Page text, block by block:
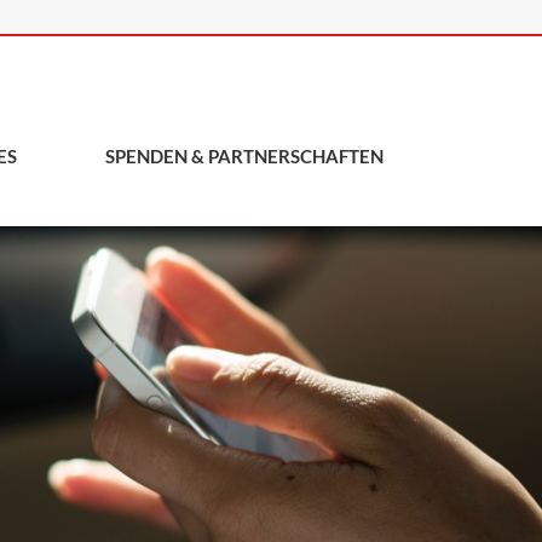
SPENDEN & PARTNERSCHAFTEN